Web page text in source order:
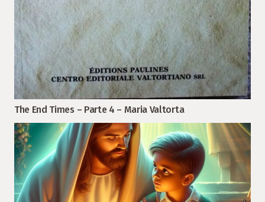
The End Times – Parte 4 – Maria Valtorta